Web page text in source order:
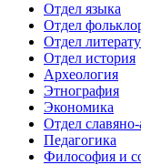
Отдел языка
Отдел
Отдел
Отдел история
Археология
Этнография
Экономика
Отдел
Педагогика
Философия и